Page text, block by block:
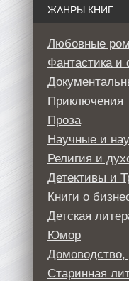
ЖАНРЫ КНИГ
Любовные
Фантастика и
Приключения
Проза
Научные и
Религия и
Детективы и
Книги о
Детская
Юмор
Старинная